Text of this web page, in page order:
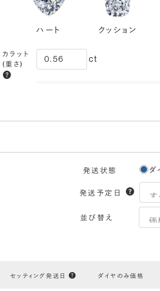
ハート クッション
カラット
(重さ)
ct
Excellent
トリプル
対称性 VERY GOOD
発送状態 ダ
発送予定日
並び替え
セッティング発送日 ダイヤのみ価格